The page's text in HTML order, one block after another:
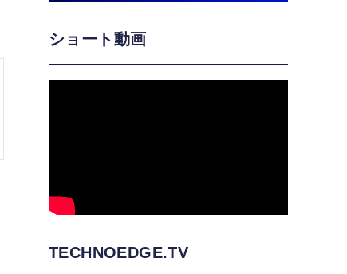
ショート動画
TECHNOEDGE.TV